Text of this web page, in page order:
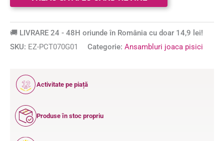
🚚 LIVRARE 24 - 48H oriunde în România cu doar 14,9 lei!
SKU: EZ-PCT070G01 Categorie: Ansambluri joaca pisici
12
ANI
Activitate pe piață
Produse în stoc propriu